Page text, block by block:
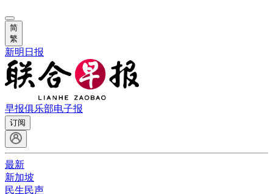
简
繁
新明日报
早报俱乐部电子报
订阅
最新
新加坡
民生民声